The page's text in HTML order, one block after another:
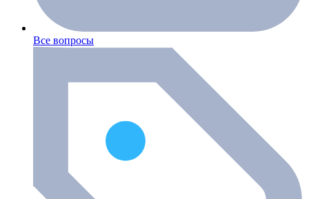
Все вопросы